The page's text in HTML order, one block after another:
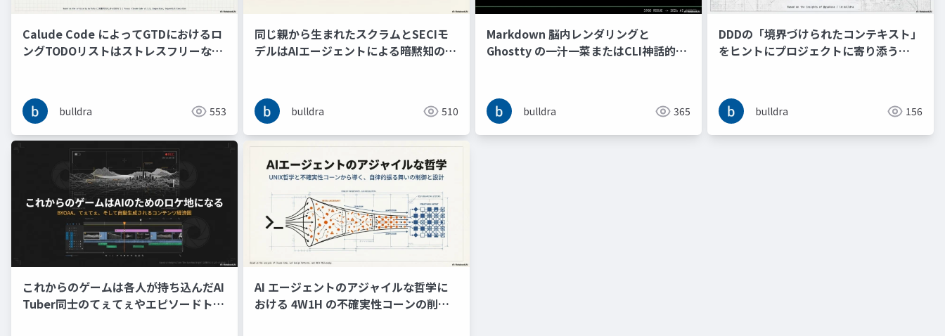
Calude Code によってGTDにおけるロ
ングTODOリストはストレスフリーなチ
bulldra 553
同じ親から生まれたスクラムとSECIモ
デルはAIエージェントによる暗黙知のリ
bulldra 510
Markdown 脳内レンダリングと
Ghostty の一汁一菜またはCLI神話的暴
bulldra 365
DDDの「境界づけられたコンテキスト」
をヒントにプロジェクトに寄り添う
bulldra 156
これからのゲームは各人が持ち込んだAI
Tuber同士のてぇてぇやエピソードトー
AI エージェントのアジャイルな哲学に
おける 4W1H の不確実性コーンの削減